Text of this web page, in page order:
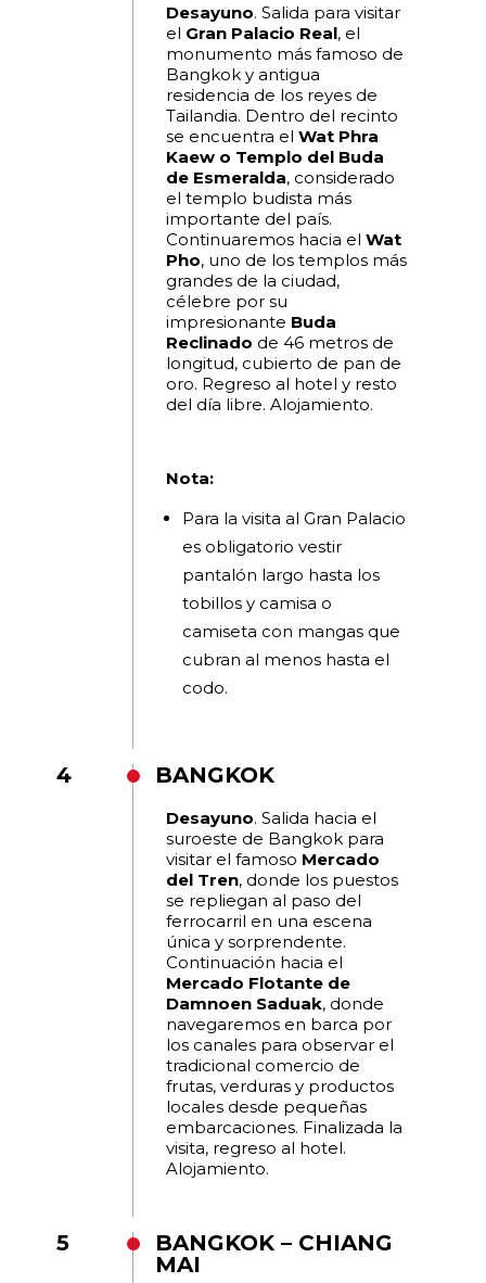
Desayuno. Salida para visitar
el Gran Palacio Real, el
monumento más famoso de
Bangkok y antigua
residencia de los reyes de
Tailandia. Dentro del recinto
se encuentra elWat Phra
Kaew o Templo del Buda
de Esmeralda, considerado
el templo budista más
importante del país.
Continuaremos hacia elWat
Pho, uno de los templos más
grandes de la ciudad,
célebre por su
impresionante Buda
Reclinado de 46 metros de
longitud, cubierto de pan de
oro. Regreso al hotel y resto
del día libre. Alojamiento.
Nota:
Para la visita al Gran Palacio
es obligatorio vestir
pantalón largo hasta los
tobillos y camisa o
camiseta con mangas que
cubran al menos hasta el
codo.
4 BANGKOK
Desayuno. Salida hacia el
suroeste de Bangkok para
visitar el famoso Mercado
del Tren, donde los puestos
se repliegan al paso del
ferrocarril en una escena
única y sorprendente.
Continuación hacia el
Mercado Flotante de
Damnoen Saduak, donde
navegaremos en barca por
los canales para observar el
tradicional comercio de
frutas, verduras y productos
locales desde pequeñas
embarcaciones. Finalizada la
visita, regreso al hotel.
Alojamiento.
5
BANGKOK – CHIANG
MAI